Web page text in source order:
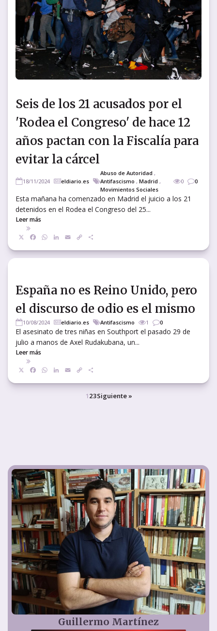
Seis de los 21 acusados por el
'Rodea el Congreso' de hace 12
años pactan con la Fiscalía para
evitar la cárcel
18/11/2024 eldiario.es
Abuso de Autoridad ,
Antifascismo , Madrid ,
Movimientos Sociales
0 0
Esta mañana ha comenzado en Madrid el juicio a los 21
detenidos en el Rodea el Congreso del 25...
Leer más
Facebook
WhatsApp
LinkedIn
EmailCopy
España no es Reino Unido, pero
el discurso de odio es el mismo
10/08/2024 eldiario.es Antifascismo 1 0
El asesinato de tres niñas en Southport el pasado 29 de
julio a manos de Axel Rudakubana, un...
Leer más
Facebook
WhatsApp
LinkedIn
EmailCopy
123Siguiente »
Guillermo Martínez